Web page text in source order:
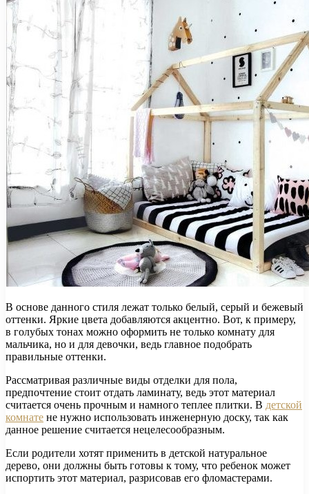
В основе данного стиля лежат только белый, серый и бежевый
оттенки. Яркие цвета добавляются акцентно. Вот, к примеру,
в голубых тонах можно оформить не только комнату для
мальчика, но и для девочки, ведь главное подобрать
правильные оттенки.
Рассматривая различные виды отделки для пола,
предпочтение стоит отдать ламинату, ведь этот материал
считается очень прочным и намного теплее плитки. В детской
комнате не нужно использовать инженерную доску, так как
данное решение считается нецелесообразным.
Если родители хотят применить в детской натуральное
дерево, они должны быть готовы к тому, что ребенок может
испортить этот материал, разрисовав его фломастерами.